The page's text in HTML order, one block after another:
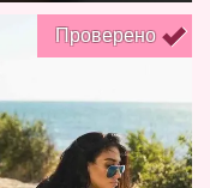
Проверено